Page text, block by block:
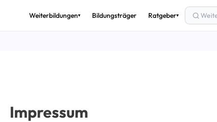
Weiterbildungen▾ Bildungsträger Ratgeber▾
Impressum